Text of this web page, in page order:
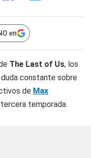
en
The Last of Us, los
constante sobre
de Max
temporada.